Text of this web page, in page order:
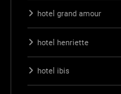
hotel grand amour
hotel henriette
hotel ibis